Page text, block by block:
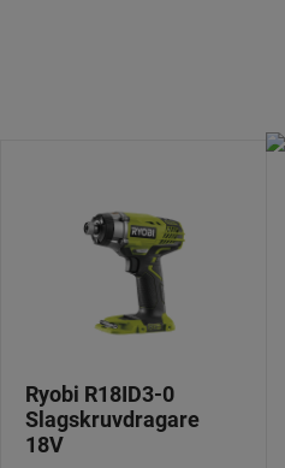
Ryobi R18ID3-0
Slagskruvdragare
18V